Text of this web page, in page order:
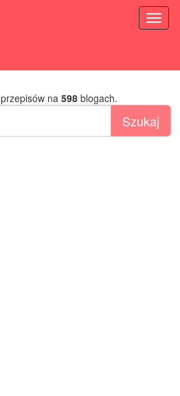
przepisów na 598blogach.